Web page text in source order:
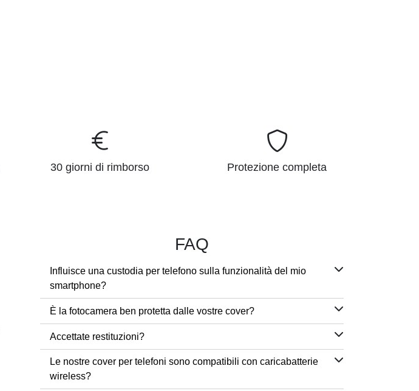
30 giorni di rimborso Protezione completa
FAQ
Influisce una custodia per telefono sulla funzionalità del mio
smartphone?
È la fotocamera ben protetta dalle vostre cover?
Accettate restituzioni?
Le nostre cover per telefoni sono compatibili con caricabatterie
wireless?